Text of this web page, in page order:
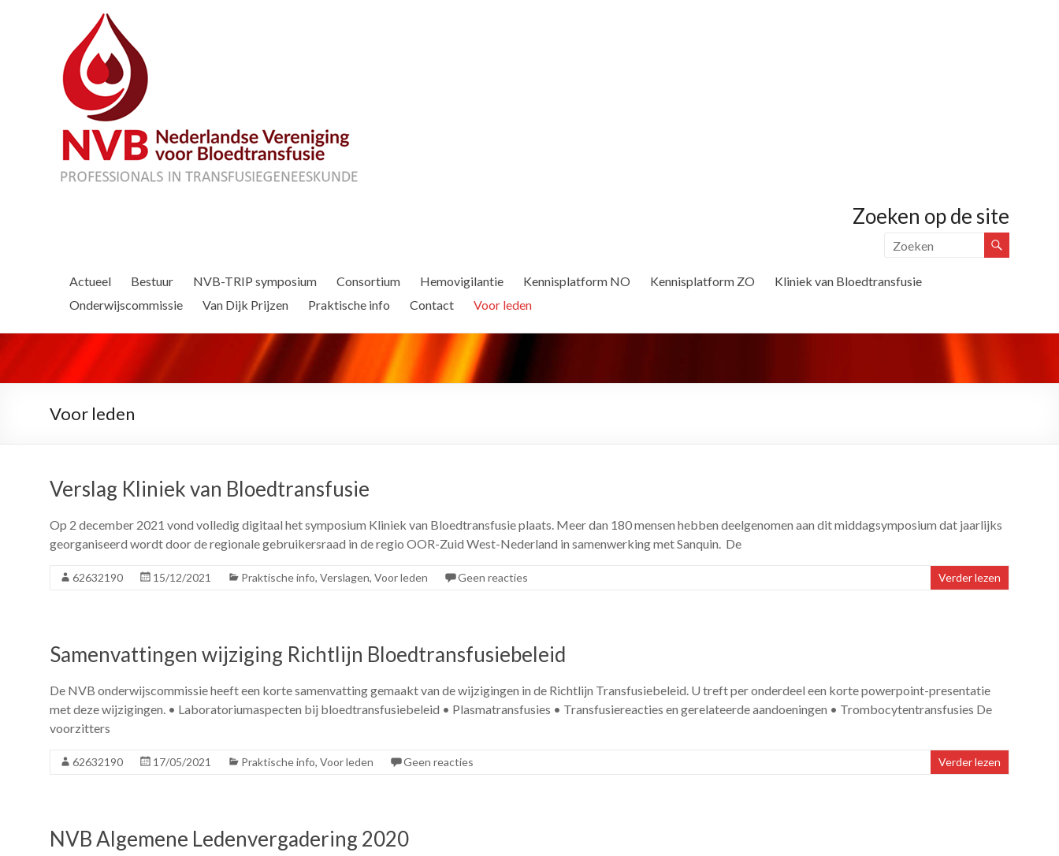
Zoeken op de site
Actueel Bestuur NVB-TRIP symposium Consortium Hemovigilantie Kennisplatform NO Kennisplatform ZO
Kliniek van Bloedtransfusie
Onderwijscommissie
Van Dijk Prijzen Praktische info Contact Voor leden
Voor leden
Verslag Kliniek van Bloedtransfusie
Op 2 december 2021 vond volledig digitaal het symposium Kliniek van Bloedtransfusie plaats. Meer dan 180 mensen hebben deelgenomen aan dit middagsymposium dat jaarlijks
georganiseerd wordt door de regionale gebruikersraad in de regio OOR-Zuid West-Nederland in samenwerking met Sanquin. De
62632190 15/12/2021 Praktische info, Verslagen, Voor leden Geen reacties Verder lezen
Samenvattingen wijziging Richtlijn Bloedtransfusiebeleid
De NVB onderwijscommissie heeft een korte samenvatting gemaakt van de wijzigingen in de Richtlijn Transfusiebeleid. U treft per onderdeel een korte powerpoint-presentatie
met deze wijzigingen. • Laboratoriumaspecten bij bloedtransfusiebeleid • Plasmatransfusies • Transfusiereacties en gerelateerde aandoeningen • Trombocytentransfusies De
voorzitters
62632190 17/05/2021 Praktische info, Voor leden Geen reacties Verder lezen
NVB Algemene Ledenvergadering 2020